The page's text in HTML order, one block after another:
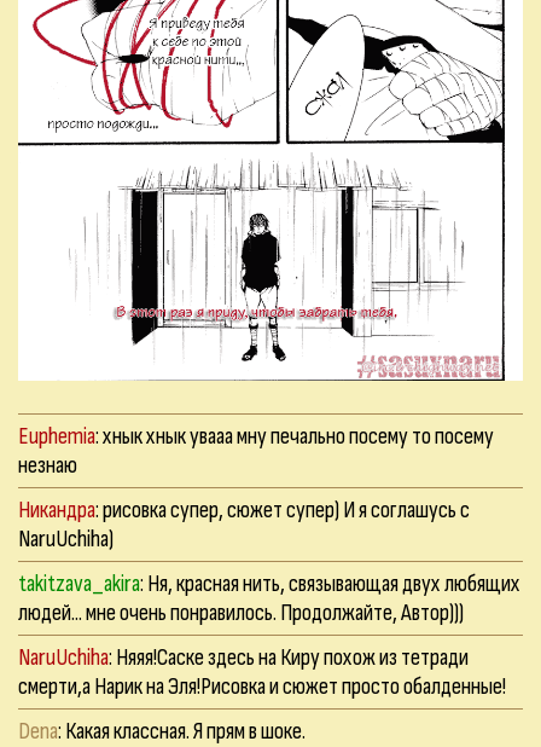
Euphemia: хнык хнык увааа мну печально посему то посему
незнаю
Никандра: рисовка супер, сюжет супер) И я соглашусь с
NaruUchiha)
takitzava_akira: Ня, красная нить, связывающая двух любящих
людей... мне очень понравилось. Продолжайте, Автор)))
NaruUchiha: Няяя!Саске здесь на Киру похож из тетради
смерти,а Нарик на Эля!Рисовка и сюжет просто обалденные!
Dena: Какая классная. Я прям в шоке.